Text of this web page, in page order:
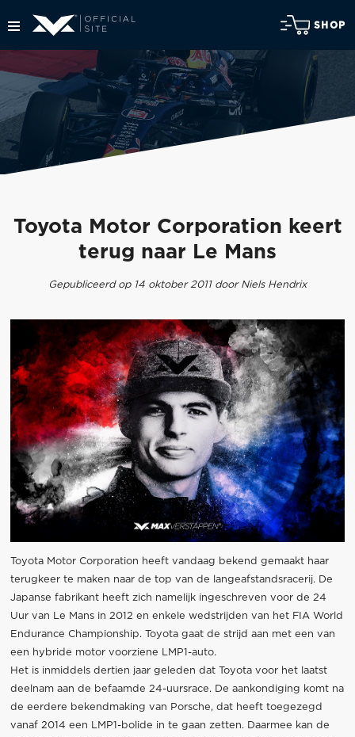
SHOP
Toyota Motor Corporation keert
terug naar Le Mans
Gepubliceerd op 14 oktober 2011 door Niels Hendrix
Toyota Motor Corporation heeft vandaag bekend gemaakt haar
terugkeer te maken naar de top van de langeafstandsracerij. De
Japanse fabrikant heeft zich namelijk ingeschreven voor de 24
Uur van Le Mans in 2012 en enkele wedstrijden van het FIA World
Endurance Championship. Toyota gaat de strijd aan met een van
een hybride motor voorziene LMP1-auto.
Het is inmiddels dertien jaar geleden dat Toyota voor het laatst
deelnam aan de befaamde 24-uursrace. De aankondiging komt na
de eerdere bekendmaking van Porsche, dat heeft toegezegd
vanaf 2014 een LMP1-bolide in te gaan zetten. Daarmee kan de